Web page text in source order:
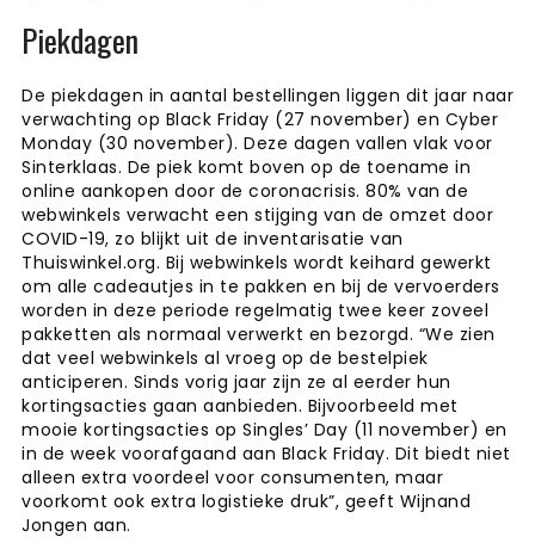
Piekdagen
De piekdagen in aantal bestellingen liggen dit jaar naar
verwachting op Black Friday (27 november) en Cyber
Monday (30 november). Deze dagen vallen vlak voor
Sinterklaas. De piek komt boven op de toename in
online aankopen door de coronacrisis. 80% van de
webwinkels verwacht een stijging van de omzet door
COVID-19, zo blijkt uit de inventarisatie van
Thuiswinkel.org. Bij webwinkels wordt keihard gewerkt
om alle cadeautjes in te pakken en bij de vervoerders
worden in deze periode regelmatig twee keer zoveel
pakketten als normaal verwerkt en bezorgd. “We zien
dat veel webwinkels al vroeg op de bestelpiek
anticiperen. Sinds vorig jaar zijn ze al eerder hun
kortingsacties gaan aanbieden. Bijvoorbeeld met
mooie kortingsacties op Singles’ Day (11 november) en
in de week voorafgaand aan Black Friday. Dit biedt niet
alleen extra voordeel voor consumenten, maar
voorkomt ook extra logistieke druk”, geeft Wijnand
Jongen aan.